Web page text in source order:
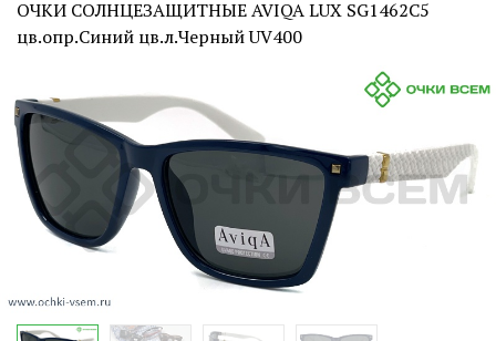
ОЧКИ СОЛНЦЕЗАЩИТНЫЕ AVIQA LUX SG1462C5
цв.опр.Синий цв.л.Черный UV400